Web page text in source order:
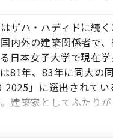
ザハ・ハディドに続
内外の建築関係者で
日本女子大学で現在
81年、83年に同大の
2025」に選出されて
建築家としてふたり